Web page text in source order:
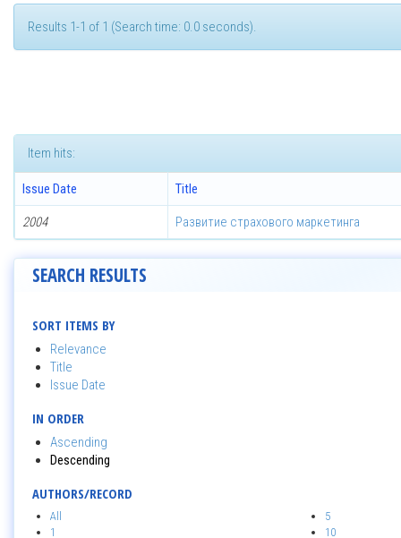
Results 1-1 of 1 (Search time: 0.0 seconds).
Item hits:
Issue Date Title
2004 Развитие страхового маркетинга
SEARCH RESULTS
SORT ITEMS BY
Relevance
Title
Issue Date
IN ORDER
Ascending
Descending
AUTHORS/RECORD
All
1
5
10